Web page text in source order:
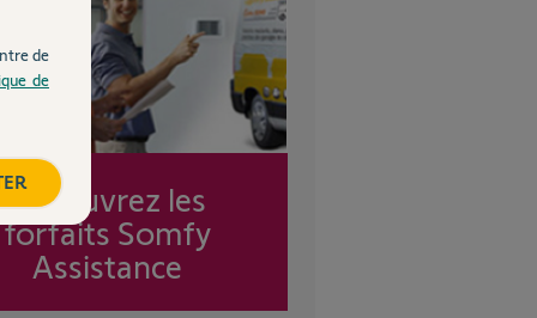
Découvrez les
forfaits Somfy
Assistance
de
de